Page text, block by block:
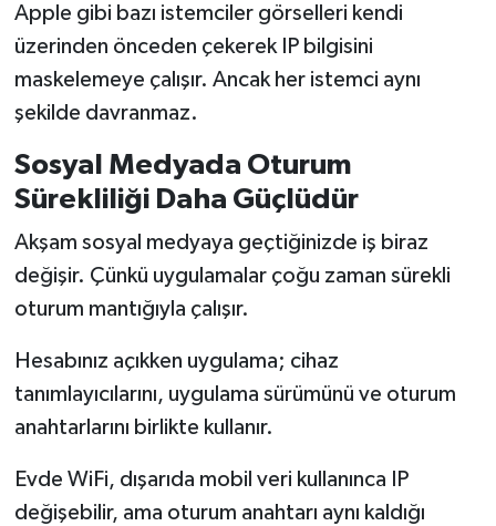
Apple gibi bazı istemciler görselleri kendi
üzerinden önceden çekerek IP bilgisini
maskelemeye çalışır. Ancak her istemci aynı
şekilde davranmaz.
Sosyal Medyada Oturum
Sürekliliği Daha Güçlüdür
Akşam sosyal medyaya geçtiğinizde iş biraz
değişir. Çünkü uygulamalar çoğu zaman sürekli
oturum mantığıyla çalışır.
Hesabınız açıkken uygulama; cihaz
tanımlayıcılarını, uygulama sürümünü ve oturum
anahtarlarını birlikte kullanır.
Evde WiFi, dışarıda mobil veri kullanınca IP
değişebilir, ama oturum anahtarı aynı kaldığı